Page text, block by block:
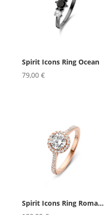
Spirit Icons Ring Ocean
79,00 €
Spirit Icons Ring Romance